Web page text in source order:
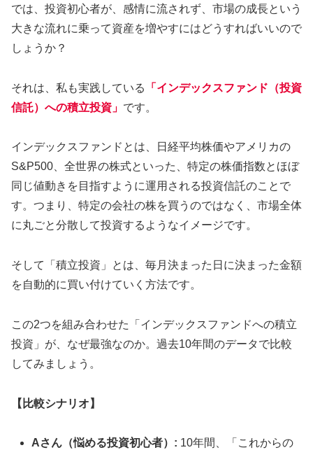
では、投資初心者が、感情に流されず、市場の成長という
大きな流れに乗って資産を増やすにはどうすればいいので
しょうか？
それは、私も実践している
「インデックスファンド（投資
信託）への積立投資」 です。
インデックスファンドとは、日経平均株価やアメリカの
S&P500、全世界の株式といった、特定の株価指数とほぼ
同じ値動きを目指すように運用される投資信託のことで
す。つまり、特定の会社の株を買うのではなく、市場全体
に丸ごと分散して投資するようなイメージです。
そして「積立投資」とは、毎月決まった日に決まった金額
を自動的に買い付けていく方法です。
この2つを組み合わせた「インデックスファンドへの積立
投資」が、なぜ最強なのか。過去10年間のデータで比較
してみましょう。
【比較シナリオ】
Aさん（悩める投資初心者）: 10年間、「これからの